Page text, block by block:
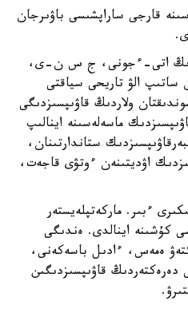
قارجى ساراپشىسى باۋىرجان
اتى-ءجونى، ج س ن-ى،
الۋ تاريحى سياقتى
ولاردىڭ قاۋىپسىزدىگى
ماسەلەسىنە اينالىپ
ستاندارتىنان،
اۋديتىنەن ءوتۋى قاجەت،
ءبىر. ماركەتپلەيستەر
كۇشىنە اينالدى. ەندىگى
ەمەس، ءادىل باسەكەنى،
قاۋىپسىزدىگىن